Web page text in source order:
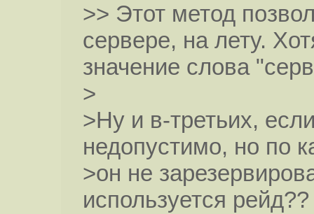
>> Этот метод
сервере, на лету.
значение слова
>
>Ну и в-третьих,
недопустимо, но по
>он не
используется рейд??